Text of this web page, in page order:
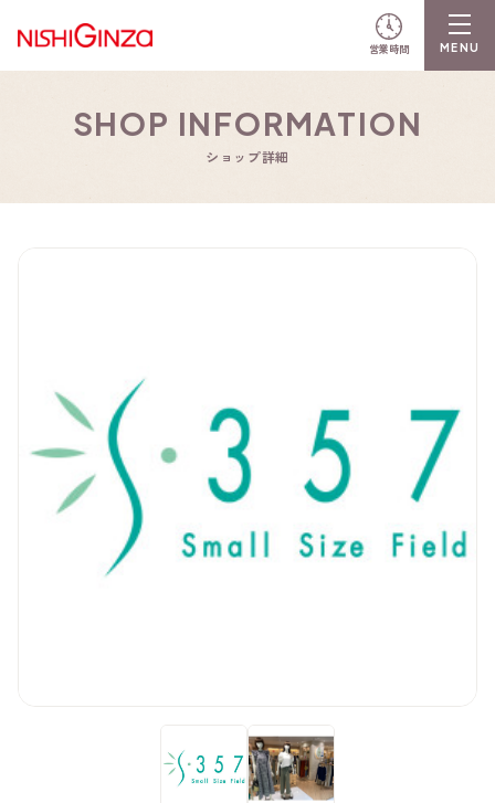
営業時間
SHOP INFORMATION
ショップ詳細